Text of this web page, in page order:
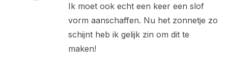
Ik moet ook echt een keer een slof
vorm aanschaffen. Nu het zonnetje zo
schijnt heb ik gelijk zin om dit te
maken!